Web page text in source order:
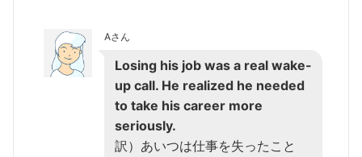
Aさん
Losing his job was a real wake-
up call. He realized he needed
to take his career more
seriously.
訳）あいつは仕事を失ったこと